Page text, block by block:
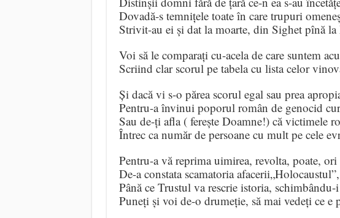
Dovadă-s temnițele toate în care trupuri
Strivit-au ei și dat la moarte, din Sighet pînă la
Voi să le comparați cu-acela de care suntem
Scriind clar scorul pe tabela cu lista celor
Și dacă vi s-o părea scorul egal sau prea
Pentru-a învinui poporul român de genocid
Sau de-ți afla ( ferește Doamne!) că victimele
Întrec ca număr de persoane cu mult pe cele
Pentru-a vă reprima uimirea, revolta, poate,
De-a constata scamatoria afacerii„Holocaustul”,
Până ce Trustul va rescrie istoria, schimbându-
Puneți și voi de-o drumeție, să mai vedeți ce